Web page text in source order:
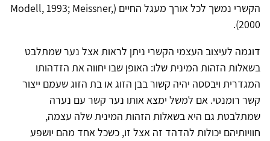
הקשרי נמשך לכל אורך מעגל החיים (Modell, 1993; Meissner,
2000).
דוגמה לעיצוב העצמי הקשרי ניתן לראות אצל נער שמתלבט
בשאלות הזהות המינית שלו: האופן שבו יחווה את הזדהותו
המגדרית ויבססה יהיה קשור בבן הזוג או בת הזוג שעמם ייצור
קשר רומנטי. אם למשל ימצא אותו נער קשר עם נערה
שמתלבטת גם היא בשאלות הזהות המינית שלה עצמה,
חוויותיהם יכולות להדהד זה אצל זו, כשכל אחד מהם יושפע